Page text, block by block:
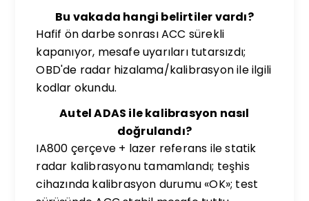
Bu vakada hangi belirtiler vardı?
Hafif ön darbe sonrası ACC sürekli
kapanıyor, mesafe uyarıları tutarsızdı;
OBD'de radar hizalama/kalibrasyon ile ilgili
kodlar okundu.
Autel ADAS ile kalibrasyon nasıl
doğrulandı?
IA800 çerçeve + lazer referans ile statik
radar kalibrasyonu tamamlandı; teşhis
cihazında kalibrasyon durumu «OK»; test